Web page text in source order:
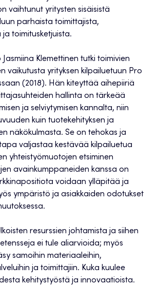
vaihtunut yritysten sisäisistä
parhaista toimittajista,
toimitusketjuista.
Klemettinen tutki toimivien
vaikutusta yrityksen kilpailuetuun Pro
(2018). Hän kiteyttää aihepiiriä
hallinta on tärkeää
ja selviytymisen kannalta, niin
kuin tuotekehityksen ja
näkökulmasta. Se on tehokas ja
valjastaa kestävää kilpailuetua
yhteistyömuotojen etsiminen
avainkumppaneiden kanssa on
voidaan ylläpitää ja
ympäristö ja asiakkaiden odotukset
resurssien johtamista ja siihen
ei tule aliarvioida; myös
samoihin materiaaleihin,
ja toimittajiin. Kuka kuulee
kehitystyöstä ja innovaatioista.